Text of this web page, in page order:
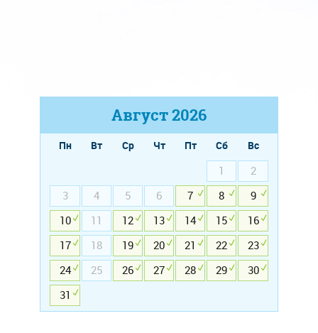
Август2026
Пн Вт Ср Чт Пт Сб
Вс
1
2
3
4 5 6 7 8
9
10
11 12 13 14 15
16
17
18 19 20 21 22
23
24
25 26 27 28 29
30
31